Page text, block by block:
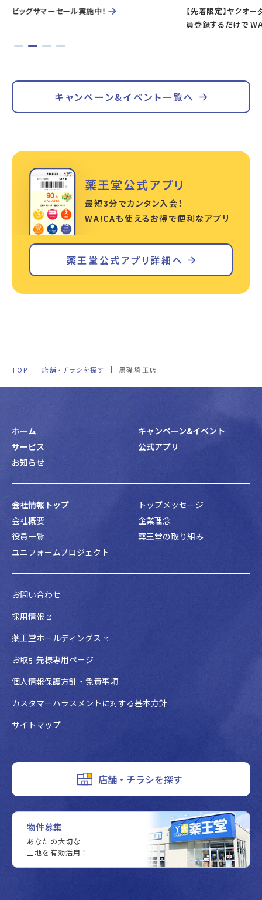
ビッグサマーセール実施中！
【先着限定】ヤクオ
員登録するだけで
キャンペーン&イベント一覧へ
薬王堂公式アプリ
最短3分でカンタン入会！
WA!CAも使えるお得で便利なアプリ
薬王堂公式アプリ詳細へ
TOP 店舗・チラシを探す 黒磯埼玉店
ホーム
キャンペーン&イベント
サービス
公式アプリ
お知らせ
会社情報トップ
トップメッセージ
会社概要
企業理念
役員一覧
薬王堂の取り組み
ユニフォームプロジェクト
お問い合わせ
採用情報
薬王堂ホールディングス
お取引先様専用ページ
個人情報保護方針・免責事項
カスタマーハラスメントに対する基本方針
サイトマップ
店舗・チラシを探す
物件募集
あなたの大切な
土地を有効活用！